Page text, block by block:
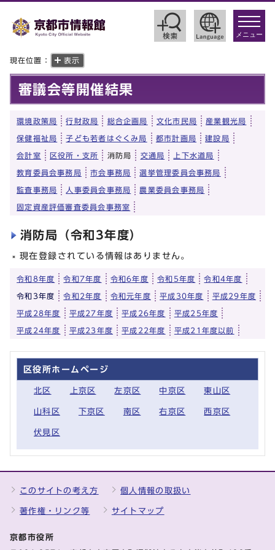
toggle
メニュー
現在位置： 表示
審議会等開催結果
環境政策局 行財政局 総合企画局 文化市民局 産業観光局
保健福祉局 子ども若者はぐくみ局 都市計画局 建設局
会計室 区役所・支所 消防局 交通局 上下水道局
教育委員会事務局 市会事務局 選挙管理委員会事務局
監査事務局 人事委員会事務局 農業委員会事務局
固定資産評価審査委員会事務室
消防局（令和3年度）
現在登録されている情報はありません。
令和8年度 令和7年度 令和6年度 令和5年度 令和4年度
令和3年度 令和2年度 令和元年度 平成30年度 平成29年度
平成28年度 平成27年度 平成26年度 平成25年度
平成24年度 平成23年度 平成22年度 平成21年度以前
区役所ホームページ
北区 上京区 左京区 中京区 東山区
山科区 下京区 南区 右京区 西京区
伏見区
このサイトの考え方 個人情報の取扱い
著作権・リンク等 サイトマップ
京都市役所